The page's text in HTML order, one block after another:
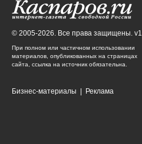
© 2005-2026. Все права защищены. v1
При полном или частичном использовании
материалов, опубликованных на страницах
сайта, ссылка на источник обязательна.
Бизнес-материалы Реклама